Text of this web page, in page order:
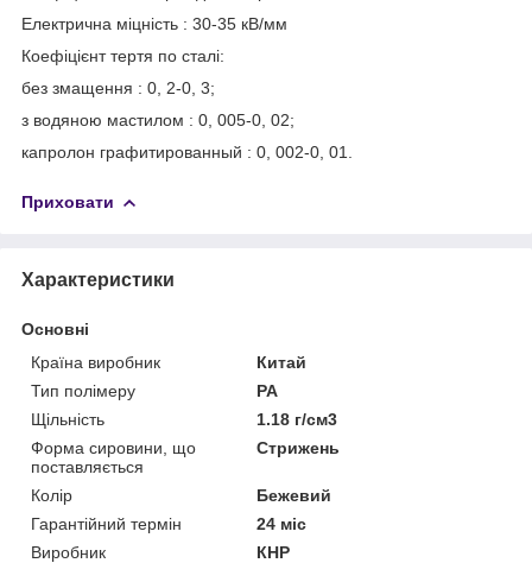
Електрична міцність : 30-35 кВ/мм
Коефіцієнт тертя по сталі:
без змащення : 0, 2-0, 3;
з водяною мастилом : 0, 005-0, 02;
капролон графитированный : 0, 002-0, 01.
Приховати
Характеристики
Основні
Країна виробник
Китай
Тип полімеру
PA
Щільність
1.18 г/см3
Форма сировини, що
поставляється
Стрижень
Колір
Бежевий
Гарантійний термін
24 міс
Виробник
КНР